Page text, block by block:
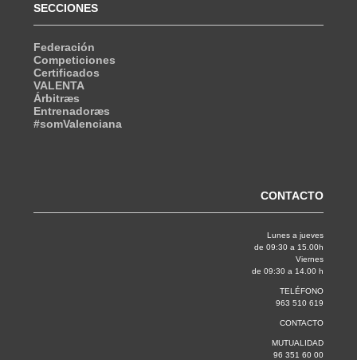
SECCIONES
Federación
Competiciones
Certificados
VALENTA
Árbitræs
Entrenadoræs
#somValenciana
CONTACTO
Lunes a jueves
de 09:30 a 15.00h
Viernes
de 09:30 a 14.00 h
TELÉFONO
963 510 619
CONTACTO
MUTUALIDAD
96 351 60 00